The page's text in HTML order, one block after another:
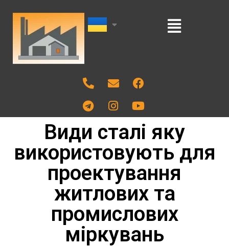
Види сталі яку
використовують для
проектування
житлових та
промислових
міркувань